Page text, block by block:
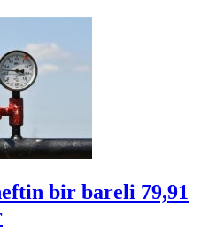
bir bareli 79,91